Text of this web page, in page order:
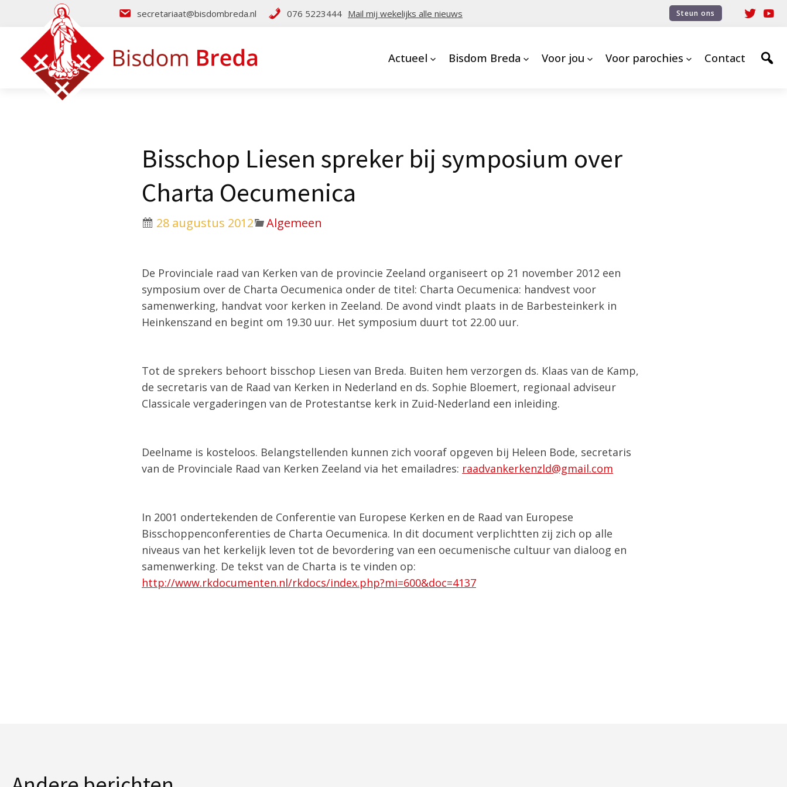
secretariaat@bisdombreda.nl 076 5223444 Mail mij wekelijks alle nieuws Steun ons
Actueel Bisdom Breda Voor jou Voor parochies Contact
Bisschop Liesen spreker bij symposium over
Charta Oecumenica
28 augustus 2012 Algemeen
De Provinciale raad van Kerken van de provincie Zeeland organiseert op 21 november 2012 een
symposium over de Charta Oecumenica onder de titel: Charta Oecumenica: handvest voor
samenwerking, handvat voor kerken in Zeeland. De avond vindt plaats in de Barbesteinkerk in
Heinkenszand en begint om 19.30 uur. Het symposium duurt tot 22.00 uur.
Tot de sprekers behoort bisschop Liesen van Breda. Buiten hem verzorgen ds. Klaas van de Kamp,
de secretaris van de Raad van Kerken in Nederland en ds. Sophie Bloemert, regionaal adviseur
Classicale vergaderingen van de Protestantse kerk in Zuid-Nederland een inleiding.
Deelname is kosteloos. Belangstellenden kunnen zich vooraf opgeven bij Heleen Bode, secretaris
van de Provinciale Raad van Kerken Zeeland via het emailadres: raadvankerkenzld@gmail.com
In 2001 ondertekenden de Conferentie van Europese Kerken en de Raad van Europese
Bisschoppenconferenties de Charta Oecumenica. In dit document verplichtten zij zich op alle
niveaus van het kerkelijk leven tot de bevordering van een oecumenische cultuur van dialoog en
samenwerking. De tekst van de Charta is te vinden op:
http://www.rkdocumenten.nl/rkdocs/index.php?mi=600&doc=4137